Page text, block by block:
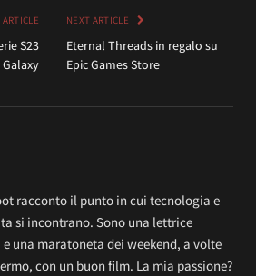
S23
NEXT ARTICLE
Eternal Threads in regalo su
Epic Games Store
racconto il punto in cui tecnologia e
si incontrano. Sono una lettrice
una maratoneta dei weekend, a volte
con un buon film. La mia passione?